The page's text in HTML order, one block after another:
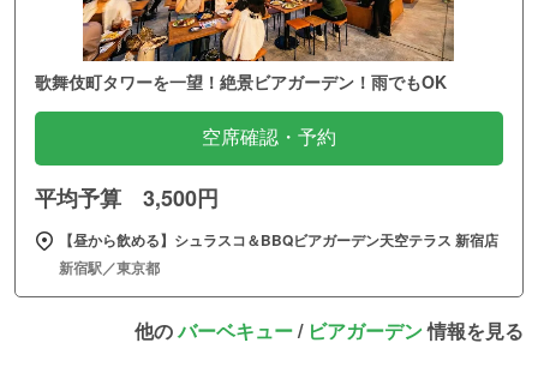
歌舞伎町タワーを一望！絶景ビアガーデン！雨でもOK
空席確認・予約
平均予算 3,500円
【昼から飲める】シュラスコ＆BBQビアガーデン天空テラス 新宿店
新宿駅／東京都
他のバーベキュー/ ビアガーデン情報を見る